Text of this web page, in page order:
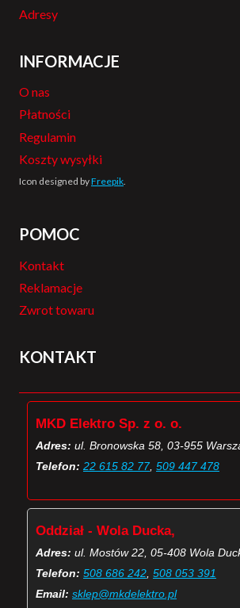
Adresy
INFORMACJE
O nas
Płatności
Regulamin
Koszty wysyłki
Icon designed byFreepik.
POMOC
Kontakt
Reklamacje
Zwrot towaru
KONTAKT
MKD Elektro Sp. z o. o.
Adres: ul. Bronowska 58, 03-955
Telefon: 22 615 82 77, 509 447 478
Oddział - Wola Ducka,
Adres: ul. Mostów 22, 05-408 Wola
Telefon: 508 686 242 508 053 391
Email: sklep@mkdelektro.pl